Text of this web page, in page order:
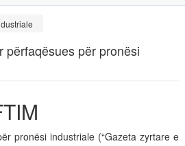
përfaqësues për pronësi
pronësi industriale (“Gazeta zyrtare e